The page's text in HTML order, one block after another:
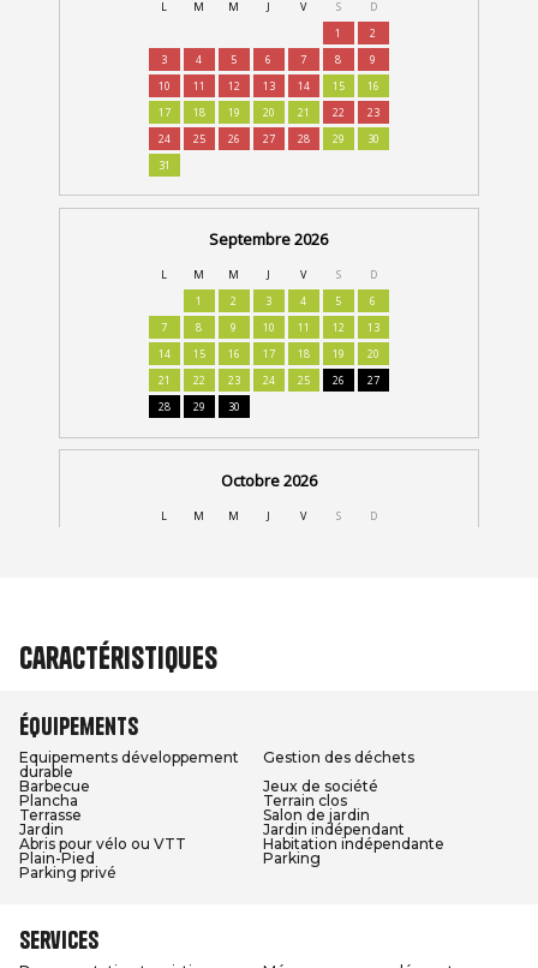
Caractéristiques
Équipements
Equipements développement
durable
Gestion des déchets
Barbecue
Jeux de société
Plancha
Terrain clos
Terrasse
Salon de jardin
Jardin
Jardin indépendant
Abris pour vélo ou VTT
Habitation indépendante
Plain-Pied
Parking
Parking privé
Services